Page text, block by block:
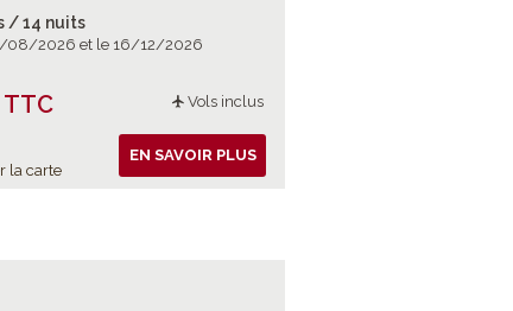
/ 14 nuits
08/2026 et le 16/12/2026
TTC Vols inclus
la carte
EN SAVOIR PLUS